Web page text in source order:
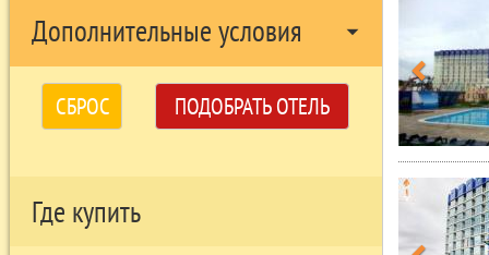
Дополнительные условия arrow_drop_down
СБРОС ПОДОБРАТЬ ОТЕЛЬ
Где купить